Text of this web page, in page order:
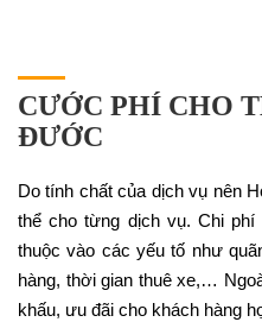
CƯỚC PHÍ CHO
ĐƯỚC
Do tính chất của dịch vụ nên
thể cho từng dịch vụ. Chi
thuộc vào các yếu tố như
hàng, thời gian thuê xe,…
khấu, ưu đãi cho khách hàng